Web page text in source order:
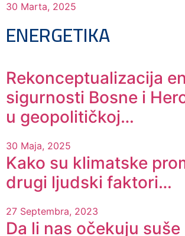
30 Marta, 2025
ENERGETIKA
Rekonceptualizacija
sigurnosti Bosne i
u geopolitičkoj…
30 Maja, 2025
Kako su klimatske
drugi ljudski faktori…
27 Septembra, 2023
Da li nas očekuju